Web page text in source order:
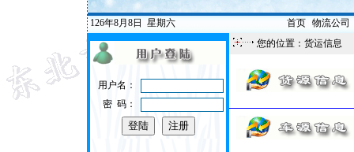
126年8月8日 星期六 首页| 物流公司
用户名：
密 码：
您的位置： 货运信息